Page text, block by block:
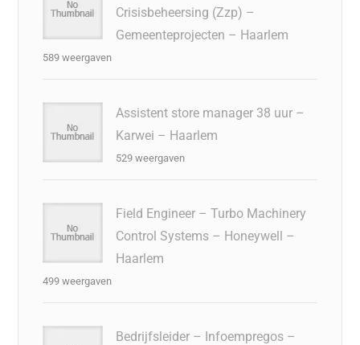
Crisisbeheersing (Zzp) –
Gemeenteprojecten – Haarlem
589 weergaven
Assistent store manager 38 uur –
Karwei – Haarlem
529 weergaven
Field Engineer – Turbo Machinery
Control Systems – Honeywell –
Haarlem
499 weergaven
Bedrijfsleider – Infoempregos –